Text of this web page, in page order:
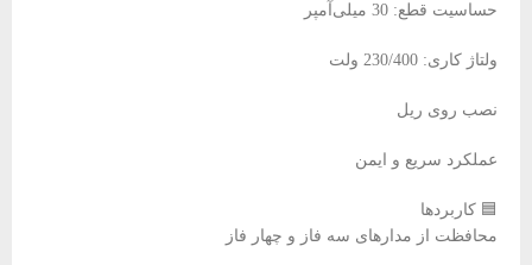
حساسیت قطع: 30 میلی‌آمپر
ولتاژ کاری: 230/400 ولت
نصب روی ریل
عملکرد سریع و ایمن
🟦 کاربردها
محافظت از مدارهای سه فاز و چهار فاز